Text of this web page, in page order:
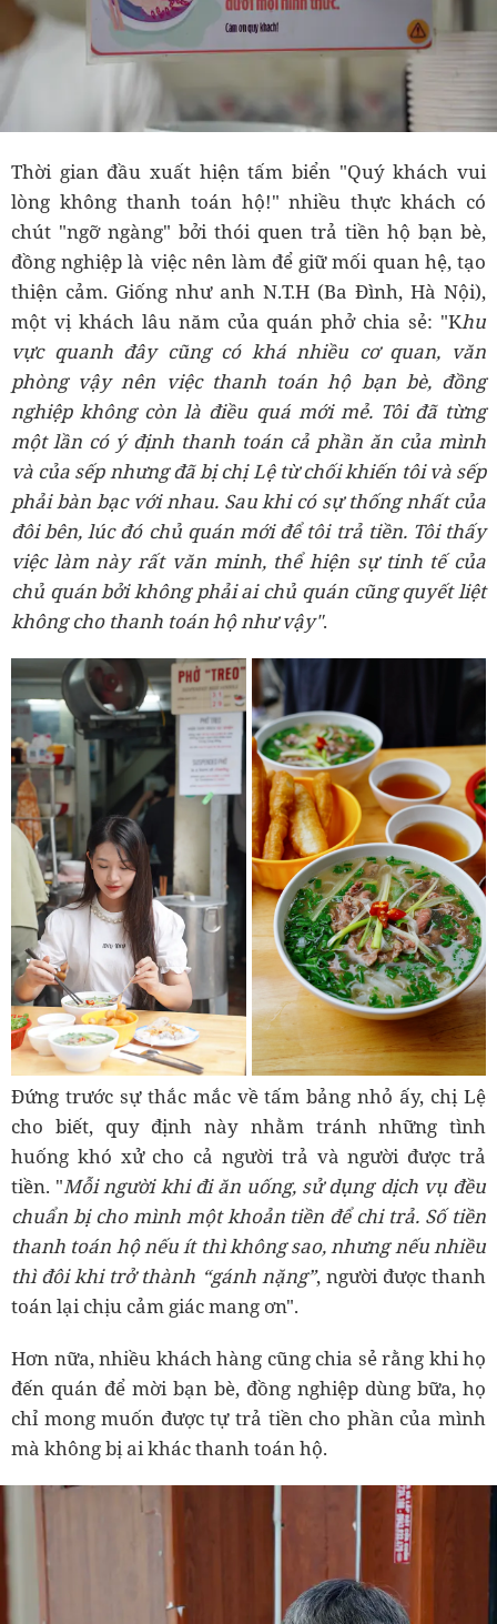
Thời gian đầu xuất hiện tấm biển "Quý khách vui
lòng không thanh toán hộ!" nhiều thực khách có
chút "ngỡ ngàng" bởi thói quen trả tiền hộ bạn bè,
đồng nghiệp là việc nên làm để giữ mối quan hệ, tạo
thiện cảm. Giống như anh N.T.H (Ba Đình, Hà Nội),
một vị khách lâu năm của quán phở chia sẻ: "Khu
vực quanh đây cũng có khá nhiều cơ quan, văn
phòng vậy nên việc thanh toán hộ bạn bè, đồng
nghiệp không còn là điều quá mới mẻ. Tôi đã từng
một lần có ý định thanh toán cả phần ăn của mình
và của sếp nhưng đã bị chị Lệ từ chối khiến tôi và sếp
phải bàn bạc với nhau. Sau khi có sự thống nhất của
đôi bên, lúc đó chủ quán mới để tôi trả tiền. Tôi thấy
việc làm này rất văn minh, thể hiện sự tinh tế của
chủ quán bởi không phải ai chủ quán cũng quyết liệt
không cho thanh toán hộ như vậy".
Đứng trước sự thắc mắc về tấm bảng nhỏ ấy, chị Lệ
cho biết, quy định này nhằm tránh những tình
huống khó xử cho cả người trả và người được trả
tiền. "Mỗi người khi đi ăn uống, sử dụng dịch vụ đều
chuẩn bị cho mình một khoản tiền để chi trả. Số tiền
thanh toán hộ nếu ít thì không sao, nhưng nếu nhiều
thì đôi khi trở thành “gánh nặng”, người được thanh
toán lại chịu cảm giác mang ơn".
Hơn nữa, nhiều khách hàng cũng chia sẻ rằng khi họ
đến quán để mời bạn bè, đồng nghiệp dùng bữa, họ
chỉ mong muốn được tự trả tiền cho phần của mình
mà không bị ai khác thanh toán hộ.